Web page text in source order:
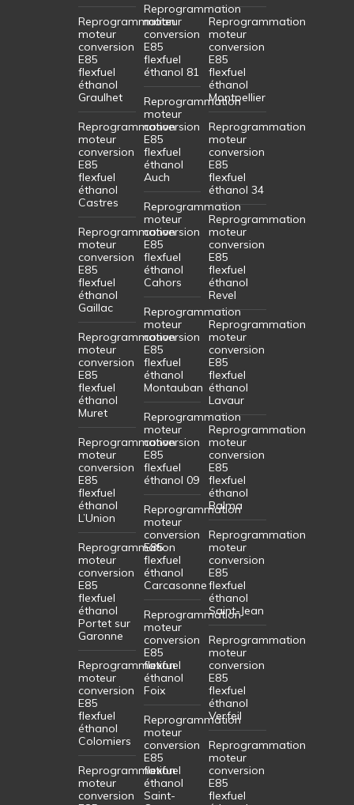
Reprogrammation
moteur
conversion
E85
flexfuel
éthanol
Graulhet
Reprogrammation
moteur
conversion
E85
flexfuel
éthanol
Castres
Reprogrammation
moteur
conversion
E85
flexfuel
éthanol
Gaillac
Reprogrammation
moteur
conversion
E85
flexfuel
éthanol
Muret
Reprogrammation
moteur
conversion
E85
flexfuel
éthanol
L’Union
Reprogrammation
moteur
conversion
E85
flexfuel
éthanol
Portet sur
Garonne
Reprogrammation
moteur
conversion
E85
flexfuel
éthanol
Colomiers
Reprogrammation
moteur
conversion
Reprogrammation
moteur
conversion
E85
flexfuel
éthanol 81
Reprogrammation
moteur
conversion
E85
flexfuel
éthanol
Auch
Reprogrammation
moteur
conversion
E85
flexfuel
éthanol
Cahors
Reprogrammation
moteur
conversion
E85
flexfuel
éthanol
Montauban
Reprogrammation
moteur
conversion
E85
flexfuel
éthanol 09
Reprogrammation
moteur
conversion
E85
flexfuel
éthanol
Carcasonne
Reprogrammation
moteur
conversion
E85
flexfuel
éthanol
Foix
Reprogrammation
moteur
conversion
E85
flexfuel
éthanol
Saint-
Reprogrammation
moteur
conversion
E85
flexfuel
éthanol
Montpellier
Reprogrammation
moteur
conversion
E85
flexfuel
éthanol 34
Reprogrammation
moteur
conversion
E85
flexfuel
éthanol
Revel
Reprogrammation
moteur
conversion
E85
flexfuel
éthanol
Lavaur
Reprogrammation
moteur
conversion
E85
flexfuel
éthanol
Balma
Reprogrammation
moteur
conversion
E85
flexfuel
éthanol
Saint-Jean
Reprogrammation
moteur
conversion
E85
flexfuel
éthanol
Verfeil
Reprogrammation
moteur
conversion
E85
flexfuel